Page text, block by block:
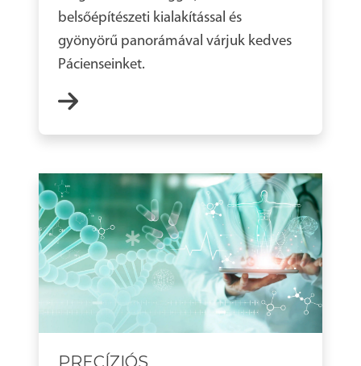
belsőépítészeti kialakítással és
gyönyörű panorámával várjuk kedves
Pácienseinket.